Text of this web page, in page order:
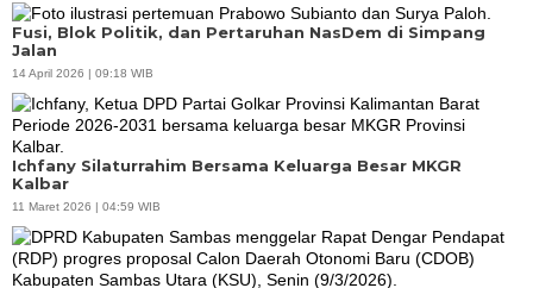
Fusi, Blok Politik, dan Pertaruhan NasDem di Simpang
Jalan
14 April 2026 | 09:18 WIB
Ichfany Silaturrahim Bersama Keluarga Besar MKGR
Kalbar
11 Maret 2026 | 04:59 WIB